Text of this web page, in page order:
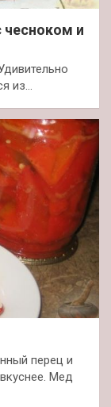
чесноком и
из…
перец и
Мед